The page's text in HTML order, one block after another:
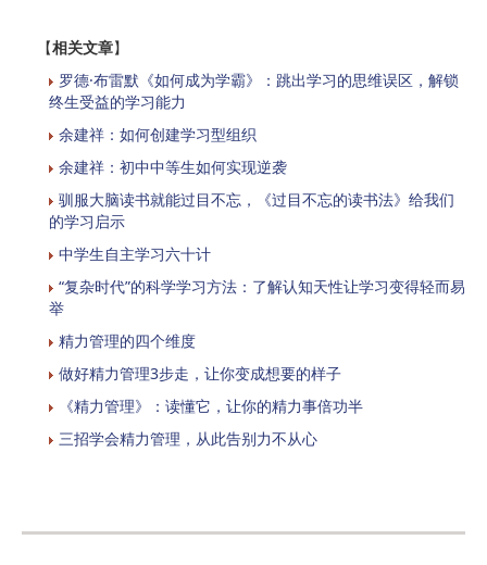
【相关文章】
罗德·布雷默《如何成为学霸》：跳出学习的思维误区，解锁
终生受益的学习能力
余建祥：如何创建学习型组织
余建祥：初中中等生如何实现逆袭
驯服大脑读书就能过目不忘，《过目不忘的读书法》给我们
的学习启示
中学生自主学习六十计
“复杂时代”的科学学习方法：了解认知天性让学习变得轻而易
举
精力管理的四个维度
做好精力管理3步走，让你变成想要的样子
《精力管理》：读懂它，让你的精力事倍功半
三招学会精力管理，从此告别力不从心